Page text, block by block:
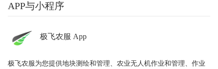
APP与小程序
极飞农服 App
极飞农服为您提供地块测绘和管理、农业无人机作业和管理、作业